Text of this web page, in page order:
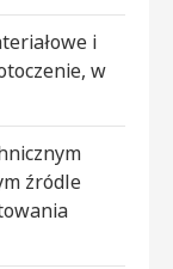
i
w
źródle